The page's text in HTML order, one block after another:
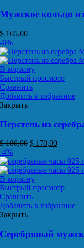
Мужское кольцо
$ 165,00
-6%
В корзину
Быстрый просмотр
Сравнить
Добавить в избранное
Закрыть
Перстень из
$180,00 $ 170,00
-4%
В корзину
Быстрый просмотр
Сравнить
Добавить в избранное
Закрыть
Серебряный